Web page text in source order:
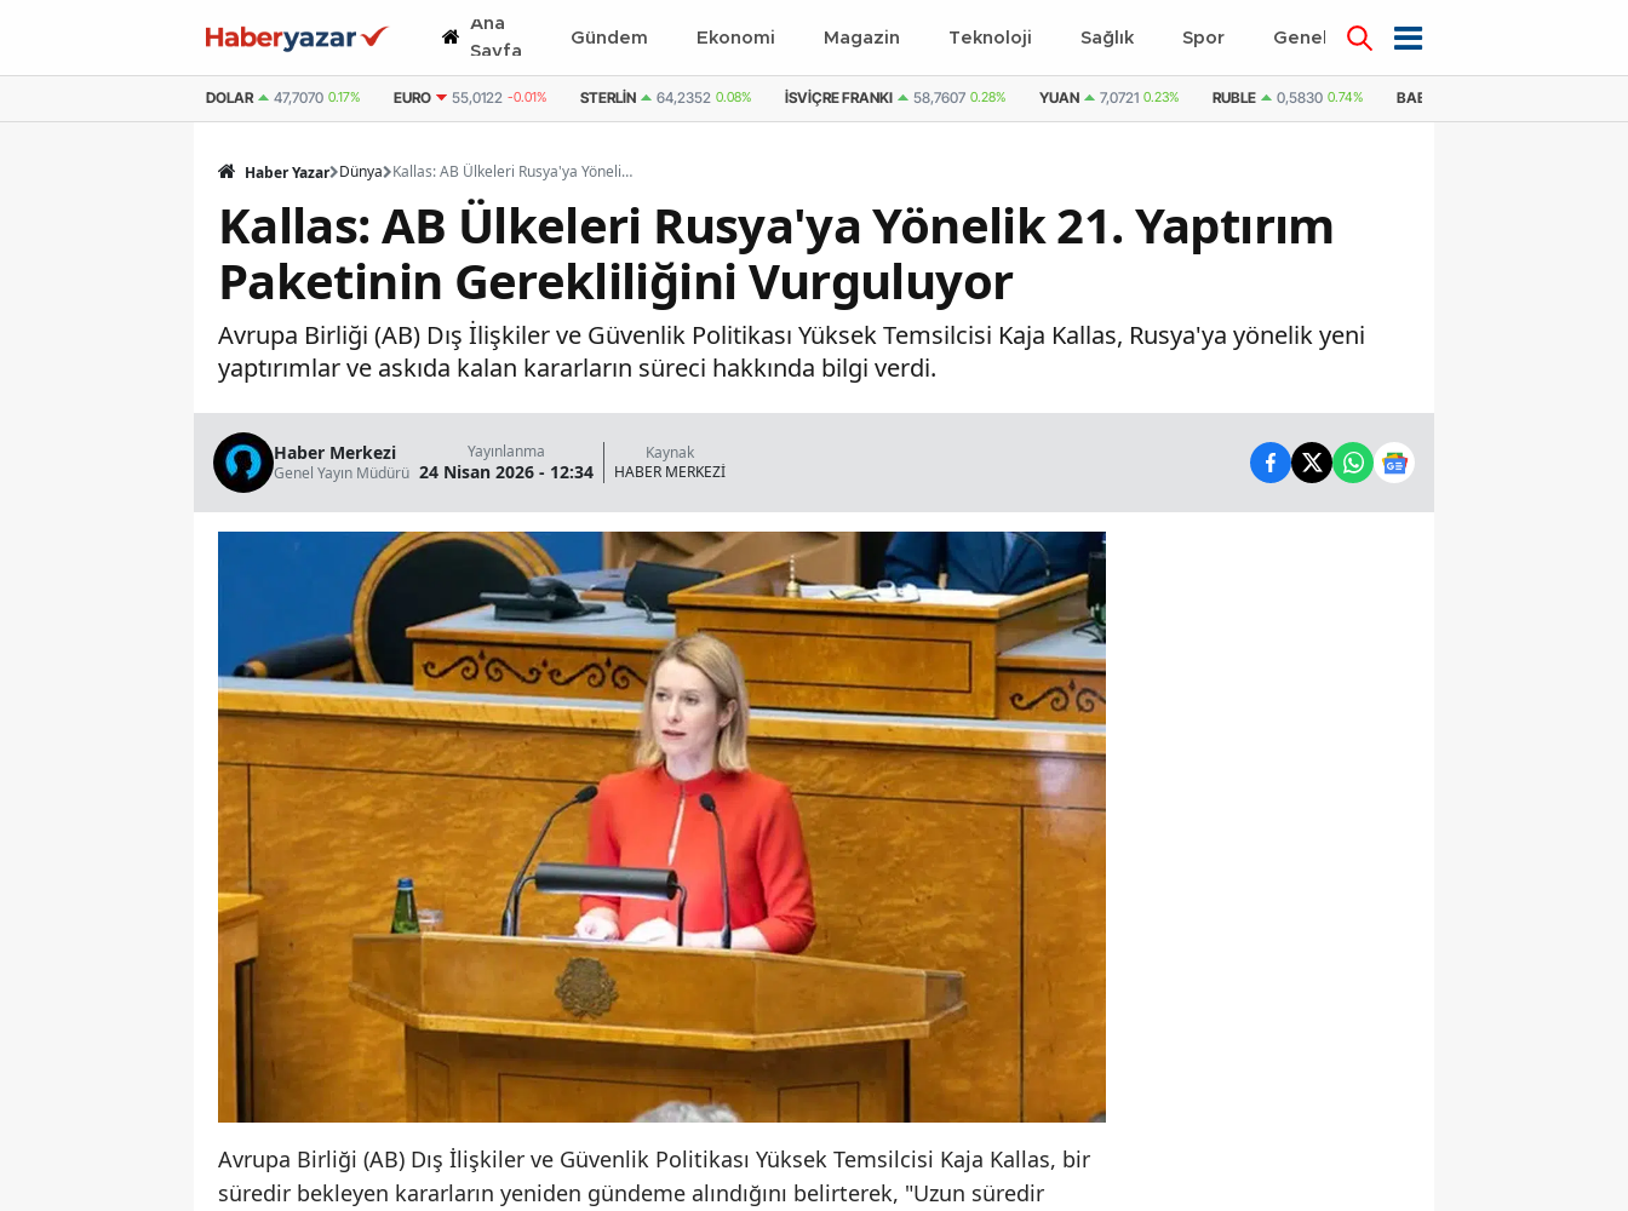
Ana
Sayfa
Gündem Ekonomi Magazin Teknoloji Sağlık Spor Genel Dünya
DOLAR 47,7070 0.17% EURO 55,0122 -0.01% STERLIN 64,2352 0.08% İSVIÇRE FRANKI 58,7607 0.28% YUAN 7,0721 0.23% RUBLE 0,5830 0.74% BAE DIRHEMI
Haber Yazar Dünya Kallas: AB Ülkeleri Rusya'ya Yönelik 21. Yaptırım Paketinin Gerekliliğini Vurguluyor
Kallas: AB Ülkeleri Rusya'ya Yönelik 21. Yaptırım
Paketinin Gerekliliğini Vurguluyor
Avrupa Birliği (AB) Dış İlişkiler ve Güvenlik Politikası Yüksek Temsilcisi Kaja Kallas, Rusya'ya yönelik yeni
yaptırımlar ve askıda kalan kararların süreci hakkında bilgi verdi.
Haber Merkezi
Genel Yayın Müdürü
Yayınlanma
24 Nisan 2026 - 12:34
Kaynak
HABER MERKEZİ
Avrupa Birliği (AB) Dış İlişkiler ve Güvenlik Politikası Yüksek Temsilcisi Kaja Kallas, bir
süredir bekleyen kararların yeniden gündeme alındığını belirterek, "Uzun süredir